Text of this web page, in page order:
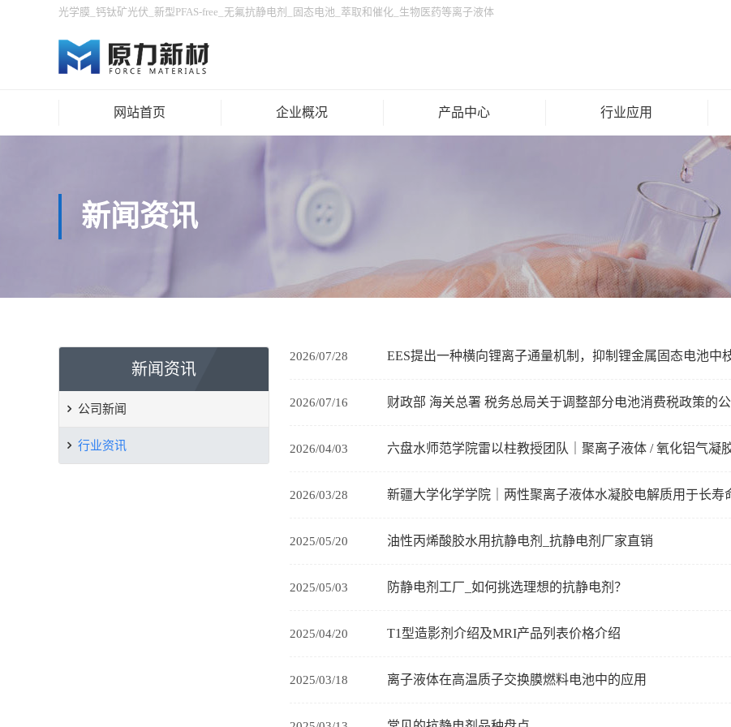
光学膜 钙钛矿光伏 新型PFAS-free 无氟抗静电剂 固态电池 萃取和催化 生物医药等离子液体
网站首页 企业概况 产品中心 行业应用
新闻资讯
新闻资讯
公司新闻
行业资讯
2026/07/28 EES提出一种横向锂离子通量机制，抑制锂金属固态电池中
2026/07/16 财政部 海关总署 税务总局关于调整部分电池消费税政策的
2026/04/03 六盘水师范学院雷以柱教授团队｜聚离子液体 / 氧化铝气凝
2026/03/28 新疆大学化学学院｜两性聚离子液体水凝胶电解质用于长寿
2025/05/20 油性丙烯酸胶水用抗静电剂_抗静电剂厂家直销
2025/05/03 防静电剂工厂_如何挑选理想的抗静电剂？
2025/04/20 T1型造影剂介绍及MRI产品列表价格介绍
2025/03/18 离子液体在高温质子交换膜燃料电池中的应用